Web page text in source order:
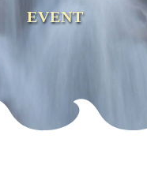
EVENT